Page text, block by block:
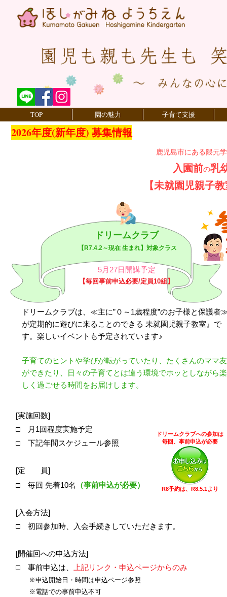
TOP 園の魅力 子育て支援
2026年度(新年度) 募集情報
鹿児島市にある隈元
入園前の乳
【未就園児親子
ドリームクラブは、≪主に”０～1歳程度”のお子様と保護者
が定期的に遊びに来ることのできる 未就園児親子教室』で
す。楽しいイベントも予定されています♪
子育てのヒントや学びが転がっていたり、たくさんのママ友
ができたり、日々の子育てとは違う環境でホッとしながら楽
しく過ごせる時間をお届けします。
[実施回数]
□ 月1回程度実施予定
□ 下記年間スケジュール参照
[定 員]
□ 毎回 先着10名
（事前申込が必要）
[入会方法]
□ 初回参加時、入会手続きしていただきます。
[開催回への申込方法]
□ 事前申込は、
上記リンク・申込ページからのみ
※申込開始日・時間は申込ページ参照
※電話での事前申込不可
ドリームクラブへの参加は
毎回、事前申込が必要
R8予約は、R8.5.1より
ドリームクラブ
5月27日開講予定
【毎回事前申込必要/定員10組 】
【R7.4.2～現在 生まれ】対象クラス